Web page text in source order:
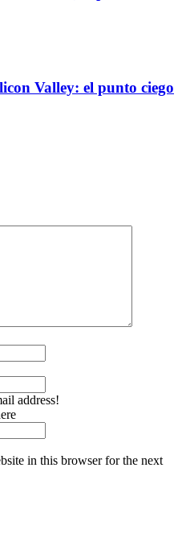
Valley: el punto ciego
address!
in this browser for the next